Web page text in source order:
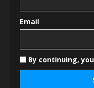
Email
By continuing,